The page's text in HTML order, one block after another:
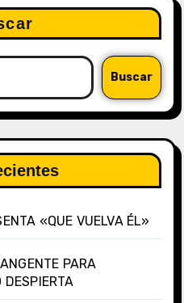
Buscar
«QUE VUELVA ÉL»
PARA
DESPIERTA